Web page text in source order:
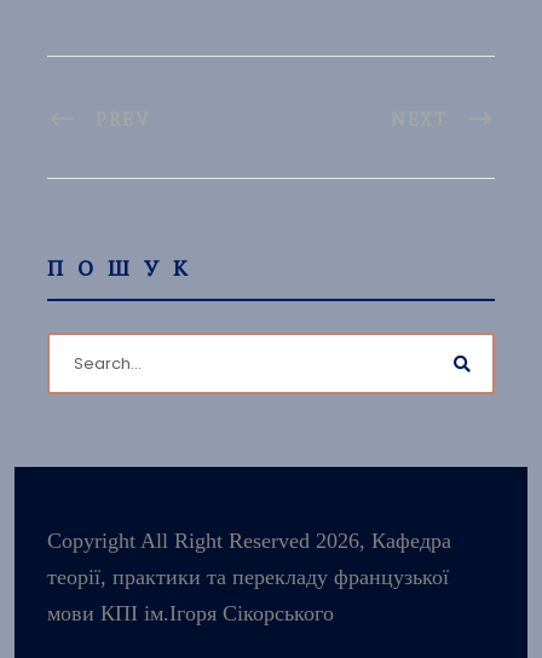
ПОШУК
Copyright All Right Reserved 2026, Кафедра
теорії, практики та перекладу французької
мови КПІ ім.Ігоря Сікорського